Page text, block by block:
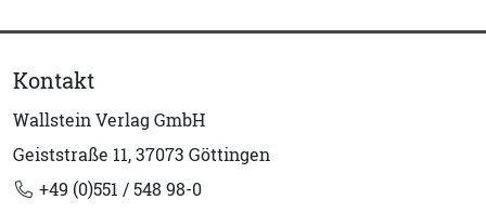
Kontakt
Wallstein Verlag GmbH
Geiststraße 11, 37073 Göttingen
+49 (0)551 / 548 98-0